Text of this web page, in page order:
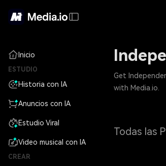
Inicio
ESTUDIO
Historia con IA
Anuncios con IA
Estudio Viral
Video musical con IA
CREAR
Get
with Media.io.
Todas las